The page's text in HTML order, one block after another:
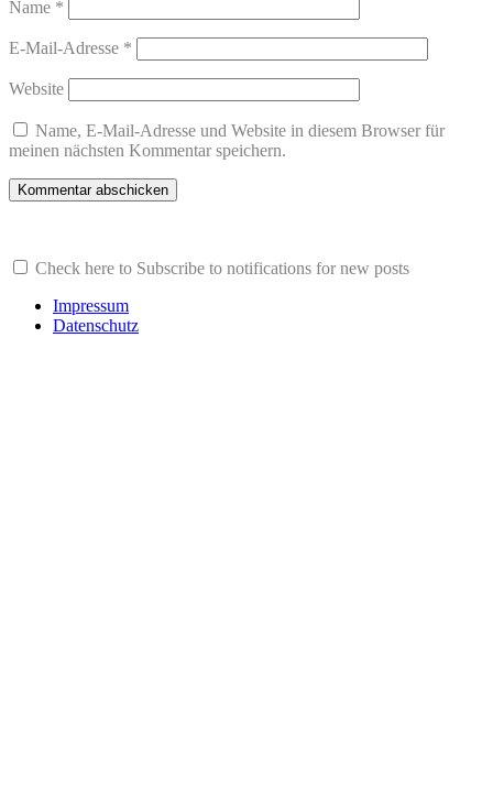
Name *
E-Mail-Adresse *
Website
Name, E-Mail-Adresse und Website in diesem Browser für
meinen nächsten Kommentar speichern.
Check here to Subscribe to notifications for new posts
Impressum
Datenschutz